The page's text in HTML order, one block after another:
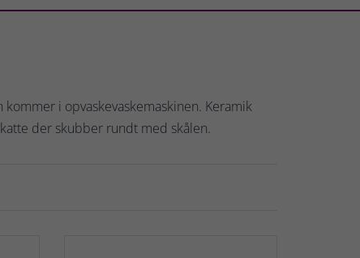
i opvaskevaskemaskinen. Keramik
der skubber rundt med skålen.